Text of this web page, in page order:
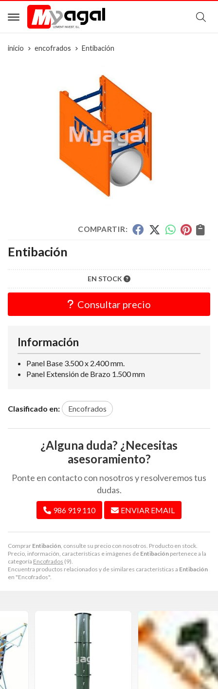
inicio encofrados Entibación
COMPARTIR:
Entibación
EN STOCK
Consultar precio
Comprar Entibación, consulte su precio con nosotros. Producto en stock.
Precio, información, características e imágenes de Entibación pertenece a la
categoría Encofrados (9).
Encuentra productos relacionados y de similares características a Entibación
en "Encofrados".
Información
Panel Base 3.500 x 2.400 mm.
Panel Extensión de Brazo 1.500 mm
Clasificado en: Encofrados
¿Alguna duda? ¿Necesitas
asesoramiento?
Ponte en contacto con nosotros y resolveremos tus
dudas.
986 919 110 ENVIAR EMAIL